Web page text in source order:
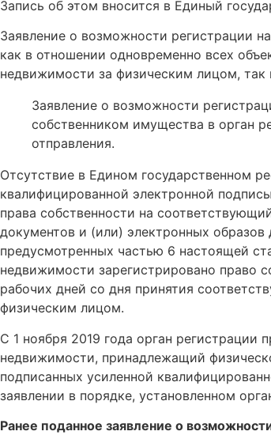
Запись об этом вносится в Единый
Заявление о возможности регистрации
как в отношении одновременно всех
недвижимости за физическим лицом,
Заявление о возможности
собственником имущества в орган
отправления.
Отсутствие в Едином государственном
квалифицированной электронной
права собственности на
документов и (или) электронных
предусмотренных частью 6 настоящей
недвижимости зарегистрировано право
рабочих дней со дня принятия
физическим лицом.
С 1 ноября 2019 года орган регистрации
недвижимости, принадлежащий
подписанных усиленной
заявлении в порядке, установленном
Ранее поданное заявление о